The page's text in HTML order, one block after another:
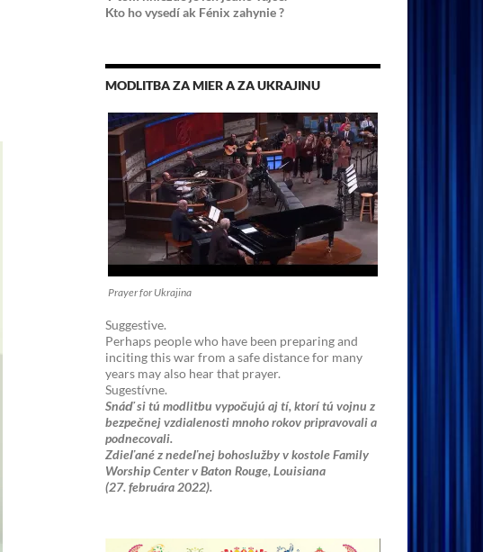
Kto ho vysedí ak Fénix zahynie ?
MODLITBA ZA MIER A ZA UKRAJINU
Prayer for Ukrajina
Suggestive.
Perhaps people who have been preparing and
inciting this war from a safe distance for many
years may also hear that prayer.
Sugestívne.
Snáď si tú modlitbu vypočujú aj tí, ktorí tú vojnu z
bezpečnej vzdialenosti mnoho rokov pripravovali a
podnecovali.
Zdieľané z nedeľnej bohoslužby v kostole Family
Worship Center v Baton Rouge, Louisiana
(27. februára 2022).